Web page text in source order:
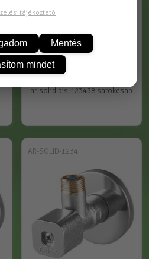
ar-solid bis-123438 sarokcsap
AR-SOLID-1234
tájékoztató
Mentés
mindet